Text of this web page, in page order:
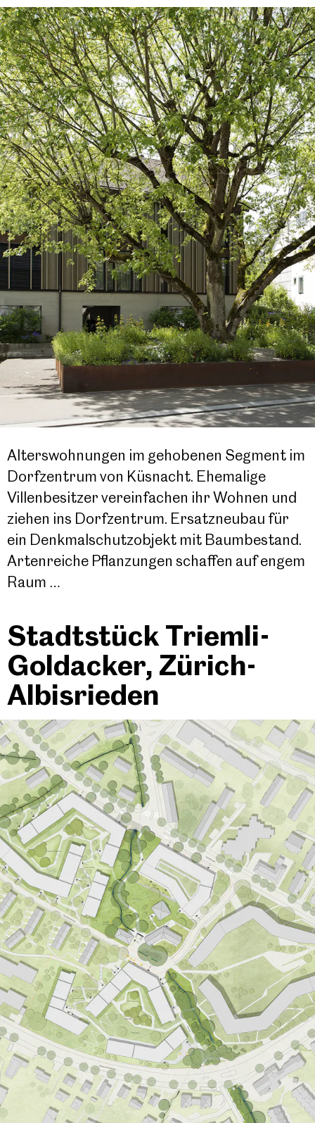
Alterswohnungen im gehobenen Segment im
Dorfzentrum von Küsnacht. Ehemalige
Villenbesitzer vereinfachen ihr Wohnen und
ziehen ins Dorfzentrum. Ersatzneubau für
ein Denkmalschutzobjekt mit Baumbestand.
Artenreiche Pflanzungen schaffen auf engem
Raum …
Stadtstück Triemli-
Goldacker, Zürich-
Albisrieden